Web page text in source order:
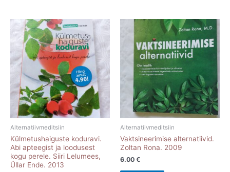
Alternatiivmeditsiin
Külmetushaiguste koduravi.
Abi apteegist ja loodusest
kogu perele. Siiri Lelumees,
Üllar Ende. 2013
Alternatiivmeditsiin
Vaktsineerimise alternatiivid.
Zoltan Rona. 2009
6.00 €